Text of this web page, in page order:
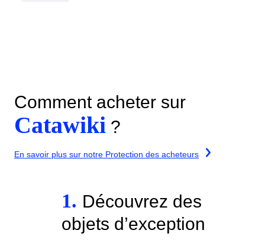
Comment acheter sur
Catawiki ?
En savoir plus sur notre Protection des acheteurs
1. Découvrez des
objets d’exception